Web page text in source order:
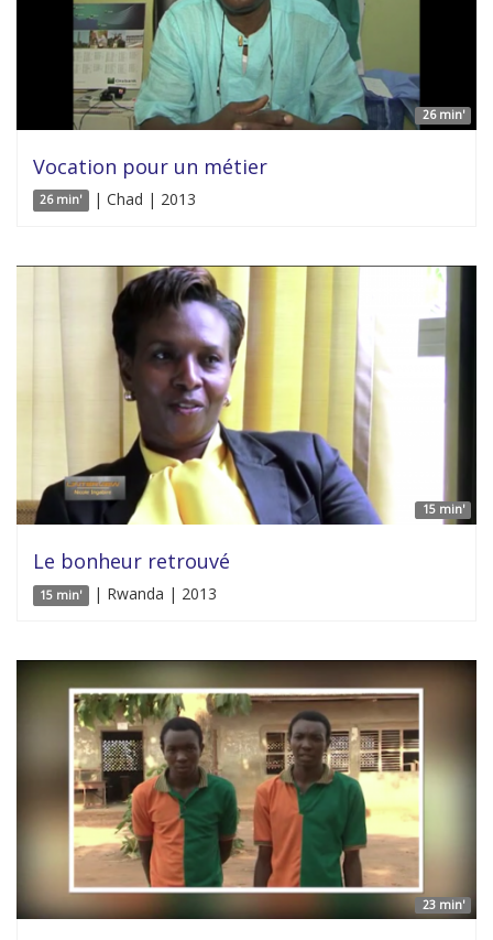
26 min'
Vocation pour un métier
26 min' | Chad | 2013
15 min'
Le bonheur retrouvé
15 min' | Rwanda | 2013
23 min'